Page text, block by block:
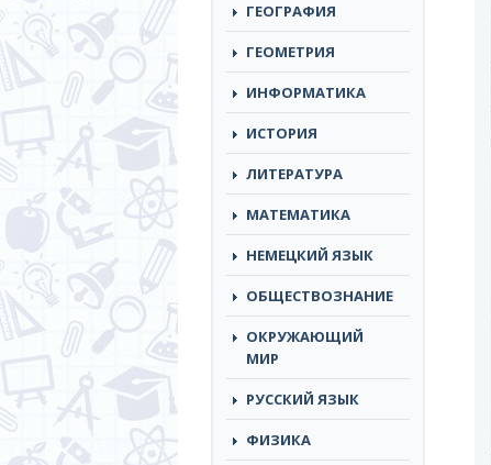
ГЕОГРАФИЯ
ГЕОМЕТРИЯ
ИНФОРМАТИКА
ИСТОРИЯ
ЛИТЕРАТУРА
МАТЕМАТИКА
НЕМЕЦКИЙ ЯЗЫК
ОБЩЕСТВОЗНАНИЕ
ОКРУЖАЮЩИЙ
МИР
РУССКИЙ ЯЗЫК
ФИЗИКА